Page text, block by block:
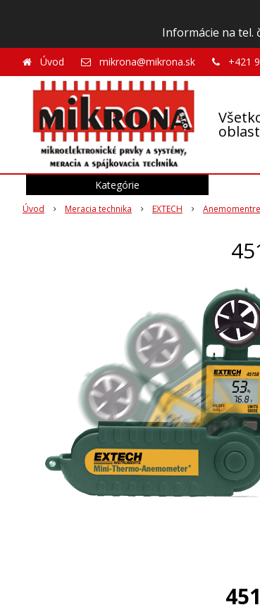
Informácie na tel.
Úvod mikrona@mikrona.sk +421
Úvod Meracia technika EXTECH Anemomentre
Kategórie